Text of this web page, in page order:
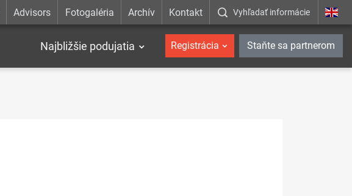
Advisors Fotogaléria Archív Kontakt Vyhľadať informácie
Najbližšie podujatia Registrácia Staňte sa partnerom